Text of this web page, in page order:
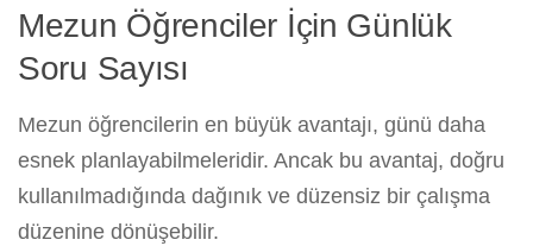
Mezun Öğrenciler İçin Günlük
Soru Sayısı
Mezun öğrencilerin en büyük avantajı, günü daha
esnek planlayabilmeleridir. Ancak bu avantaj, doğru
kullanılmadığında dağınık ve düzensiz bir çalışma
düzenine dönüşebilir.